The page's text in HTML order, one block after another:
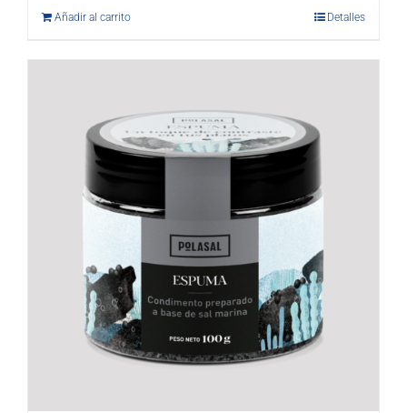
Añadir al carrito Detalles